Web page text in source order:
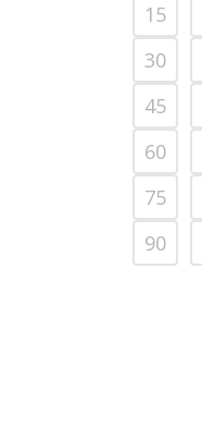
15
30
45
60
75
90